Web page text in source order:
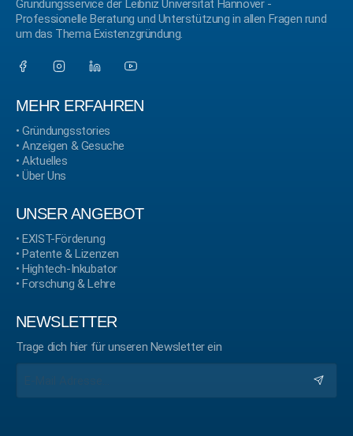
Gründungsservice der Leibniz Universität Hannover -
Professionelle Beratung und Unterstützung in allen Fragen rund
um das Thema Existenzgründung.
MEHR ERFAHREN
•Gründungsstories
•Anzeigen & Gesuche
•Aktuelles
•Über Uns
UNSER ANGEBOT
•EXIST-Förderung
•Patente & Lizenzen
•Hightech-Inkubator
•Forschung & Lehre
NEWSLETTER
Trage dich hier für unseren Newsletter ein